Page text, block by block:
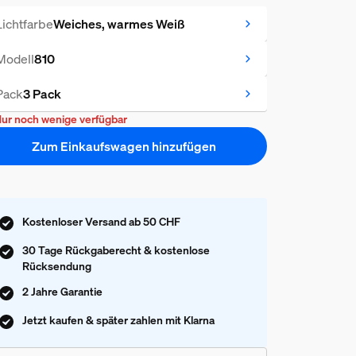
Weiches, warmes Weiß
810
3 Pack
noch wenige verfügbar
Zum Einkaufswagen hinzufügen
Kostenloser Versand ab 50 CHF
30 Tage Rückgaberecht & kostenlose
Rücksendung
2 Jahre Garantie
Jetzt kaufen & später zahlen mit Klarna